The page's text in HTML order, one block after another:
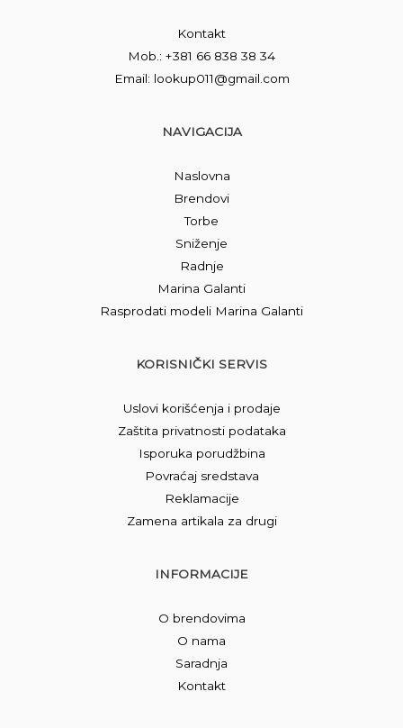
Kontakt
Mob.: +381 66 838 38 34
Email: lookup011@gmail.com
NAVIGACIJA
Naslovna
Brendovi
Torbe
Sniženje
Radnje
Marina Galanti
Rasprodati modeli Marina Galanti
KORISNIČKI SERVIS
Uslovi korišćenja i prodaje
Zaštita privatnosti podataka
Isporuka porudžbina
Povraćaj sredstava
Reklamacije
Zamena artikala za drugi
INFORMACIJE
O brendovima
O nama
Saradnja
Kontakt